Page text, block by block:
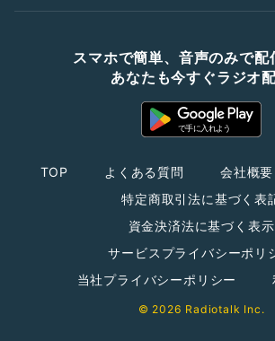
スマホで簡単、音声のみで配
あなたも今すぐラジオ
TOP よくある質問 会社概要
特定商取引法に基づく表
資金決済法に基づく表示
サービスプライバシーポリ
当社プライバシーポリシー
© 2026 Radiotalk Inc.